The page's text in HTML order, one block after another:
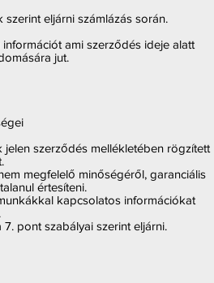
eljárni számlázás során.
ami szerződés ideje alatt
jut.
szerződés mellékletében rögzített
megfelelő minőségéről, garanciális
értesíteni.
kapcsolatos információkat
pont szabályai szerint eljárni.